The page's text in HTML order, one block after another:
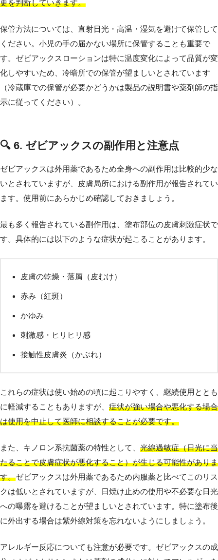
更を判断していきます。
保管方法については、直射日光・高温・湿気を避けて保管して
ください。小児の手の届かない場所に保管することも重要で
す。ゼビアックスローションは特に温度変化によって品質が変
化しやすいため、冷暗所での保管が望ましいとされています
（冷蔵庫での保管が必要かどうかは製品の説明書や薬剤師の指
示に従ってください）。
🔍 6. ゼビアックスの副作用と注意点
ゼビアックスは外用薬であるため全身への副作用は比較的少な
いとされていますが、皮膚局所における副作用が報告されてい
ます。使用前にあらかじめ確認しておきましょう。
最も多く報告されている副作用は、塗布部位の皮膚刺激症状で
す。具体的には以下のような症状が起こることがあります。
皮膚の乾燥・落屑（皮むけ）
赤み（紅斑）
かゆみ
刺激感・ヒリヒリ感
接触性皮膚炎（かぶれ）
これらの症状は使い始めの頃に起こりやすく、継続使用ととも
に軽減することもありますが、 症状が強い場合や悪化する場合
は使用を中止して医師に相談することが必要です。
また、キノロン系抗菌薬の特性として、 光線過敏症（日光に当
たることで皮膚症状が悪化すること）が生じる可能性がありま
す。ゼビアックスは外用薬であるため内服薬と比べてこのリス
クは低いとされていますが、日焼け止めの使用や不必要な日光
への曝露を避けることが望ましいとされています。特に塗布後
に外出する場合は紫外線対策を忘れないようにしましょう。
アレルギー反応についても注意が必要です。ゼビアックスの成